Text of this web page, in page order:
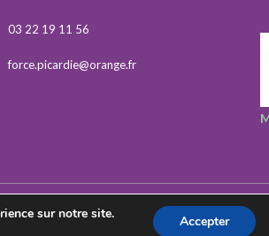
03 22 19 11 56
force.picardie@orange.fr
sur notre site. Accepter